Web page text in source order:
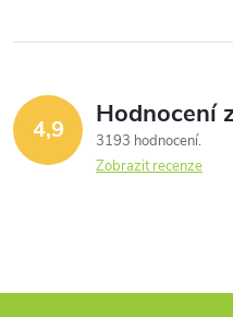
4,9 Hodnocení
3193 hodnocení
Zobrazit recenze